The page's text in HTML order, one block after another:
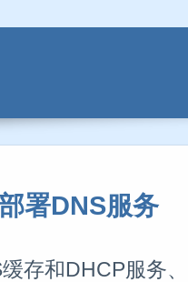
署DNS服务
存和DHCP服务